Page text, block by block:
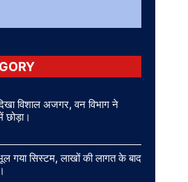
विशाल अजगर, वन विभाग ने
छोड़ा।
गया सिस्टम, लाखों की लागत के बाद